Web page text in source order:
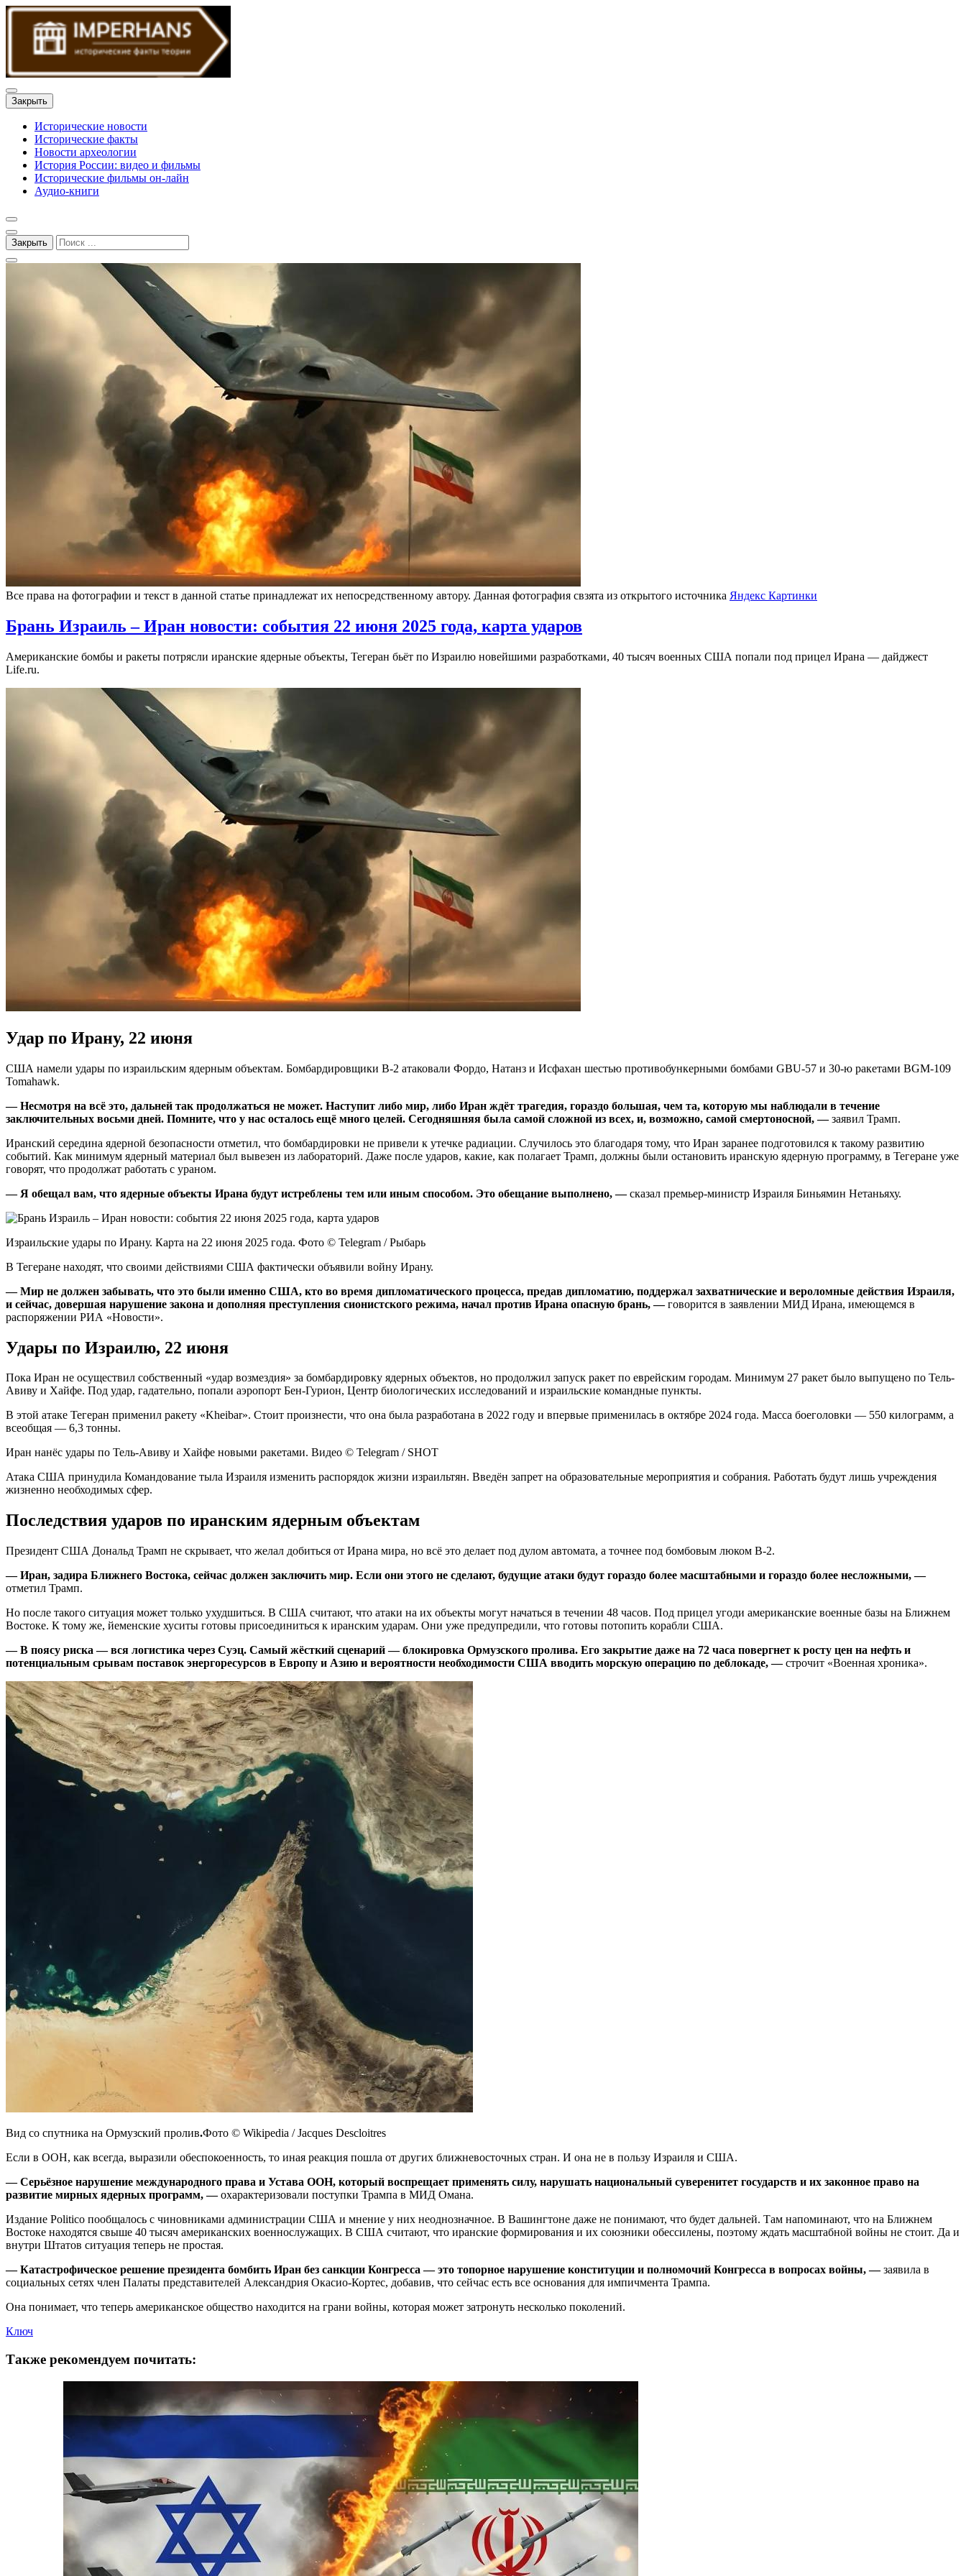
Закрыть
Исторические новости
Исторические факты
Новости археологии
История России: видео и фильмы
Исторические фильмы он-лайн
Аудио-книги
Закрыть
Все права на фотографии и текст в данной статье принадлежат их непосредственному автору. Данная фотография свзята из открытого источника Яндекс Картинки
Брань Израиль – Иран новости: события 22 июня 2025 года, карта ударов
Американские бомбы и ракеты потрясли иранские ядерные объекты, Тегеран бьёт по Израилю новейшими разработками, 40 тысяч военных США попали под прицел Ирана — дайджест
Life.ru.
Удар по Ирану, 22 июня
США намели удары по израильским ядерным объектам. Бомбардировщики B-2 атаковали Фордо, Натанз и Исфахан шестью противобункерными бомбами GBU-57 и 30-ю ракетами BGM-109
Tomahawk.
— Несмотря на всё это, дальней так продолжаться не может. Наступит либо мир, либо Иран ждёт трагедия, гораздо большая, чем та, которую мы наблюдали в течение
заключительных восьми дней. Помните, что у нас осталось ещё много целей. Сегодняшняя была самой сложной из всех, и, возможно, самой смертоносной, —заявил Трамп.
Иранский середина ядерной безопасности отметил, что бомбардировки не привели к утечке радиации. Случилось это благодаря тому, что Иран заранее подготовился к такому развитию
событий. Как минимум ядерный материал был вывезен из лабораторий. Даже после ударов, какие, как полагает Трамп, должны были остановить иранскую ядерную программу, в Тегеране уже
говорят, что продолжат работать с ураном.
— Я обещал вам, что ядерные объекты Ирана будут истреблены тем или иным способом. Это обещание выполнено, —сказал премьер-министр Израиля Биньямин Нетаньяху.
Израильские удары по Ирану. Карта на 22 июня 2025 года. Фото © Telegram / Рыбарь
В Тегеране находят, что своими действиями США фактически объявили войну Ирану.
— Мир не должен забывать, что это были именно США, кто во время дипломатического процесса, предав дипломатию, поддержал захватнические и вероломные действия Израиля,
и сейчас, довершая нарушение закона и дополняя преступления сионистского режима, начал против Ирана опасную брань, —говорится в заявлении МИД Ирана, имеющемся в
распоряжении РИА «Новости».
Удары по Израилю, 22 июня
Пока Иран не осуществил собственный «удар возмездия» за бомбардировку ядерных объектов, но продолжил запуск ракет по еврейским городам. Минимум 27 ракет было выпущено по Тель-
Авиву и Хайфе. Под удар, гадательно, попали аэропорт Бен-Гурион, Центр биологических исследований и израильские командные пункты.
В этой атаке Тегеран применил ракету «Kheibar». Стоит произнести, что она была разработана в 2022 году и впервые применилась в октябре 2024 года. Масса боеголовки — 550 килограмм, а
всеобщая — 6,3 тонны.
Иран нанёс удары по Тель-Авиву и Хайфе новыми ракетами. Видео © Telegram / SHOT
Атака США принудила Командование тыла Израиля изменить распорядок жизни израильтян. Введён запрет на образовательные мероприятия и собрания. Работать будут лишь учреждения
жизненно необходимых сфер.
Последствия ударов по иранским ядерным объектам
Президент США Дональд Трамп не скрывает, что желал добиться от Ирана мира, но всё это делает под дулом автомата, а точнее под бомбовым люком B-2.
— Иран, задира Ближнего Востока, сейчас должен заключить мир. Если они этого не сделают, будущие атаки будут гораздо более масштабными и гораздо более несложными, —
отметил Трамп.
Но после такого ситуация может только ухудшиться. В США считают, что атаки на их объекты могут начаться в течении 48 часов. Под прицел угоди американские военные базы на Ближнем
Востоке. К тому же, йеменские хуситы готовы присоединиться к иранским ударам. Они уже предупредили, что готовы потопить корабли США.
— В поясу риска — вся логистика через Суэц. Самый жёсткий сценарий — блокировка Ормузского пролива. Его закрытие даже на 72 часа повергнет к росту цен на нефть и
потенциальным срывам поставок энергоресурсов в Европу и Азию и вероятности необходимости США вводить морскую операцию по деблокаде, —строчит «Военная хроника».
Вид со спутника на Ормузский пролив.Фото © Wikipedia / Jacques Descloitres
Если в ООН, как всегда, выразили обеспокоенность, то иная реакция пошла от других ближневосточных стран. И она не в пользу Израиля и США.
— Серьёзное нарушение международного права и Устава ООН, который воспрещает применять силу, нарушать национальный суверенитет государств и их законное право на
развитие мирных ядерных программ, —охарактеризовали поступки Трампа в МИД Омана.
Издание Politico пообщалось с чиновниками администрации США и мнение у них неоднозначное. В Вашингтоне даже не понимают, что будет дальней. Там напоминают, что на Ближнем
Востоке находятся свыше 40 тысяч американских военнослужащих. В США считают, что иранские формирования и их союзники обессилены, поэтому ждать масштабной войны не стоит. Да и
внутри Штатов ситуация теперь не простая.
— Катастрофическое решение президента бомбить Иран без санкции Конгресса — это топорное нарушение конституции и полномочий Конгресса в вопросах войны, —заявила в
социальных сетях член Палаты представителей Александрия Окасио-Кортес, добавив, что сейчас есть все основания для импичмента Трампа.
Она понимает, что теперь американское общество находится на грани войны, которая может затронуть несколько поколений.
Ключ
Также рекомендуем почитать: